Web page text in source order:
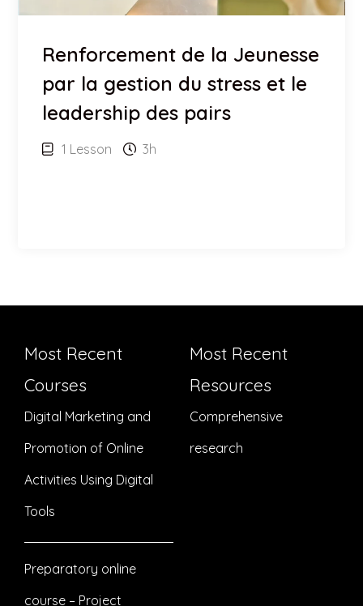
Renforcement de la Jeunesse
par la gestion du stress et le
leadership des pairs
1 Lesson 3h
Most Recent
Courses
Digital Marketing and
Promotion of Online
Activities Using Digital
Tools
Preparatory online
course – Project
Most Recent
Resources
Comprehensive
research